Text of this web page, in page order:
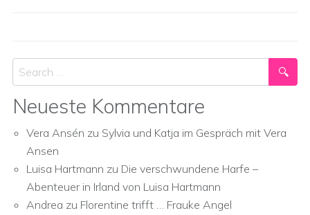
Search
Neueste Kommentare
Vera Ansén zu Sylvia und Katja im Gespräch mit Vera
Ansen
Luisa Hartmann zu Die verschwundene Harfe –
Abenteuer in Irland von Luisa Hartmann
Andrea zu Florentine trifft … Frauke Angel